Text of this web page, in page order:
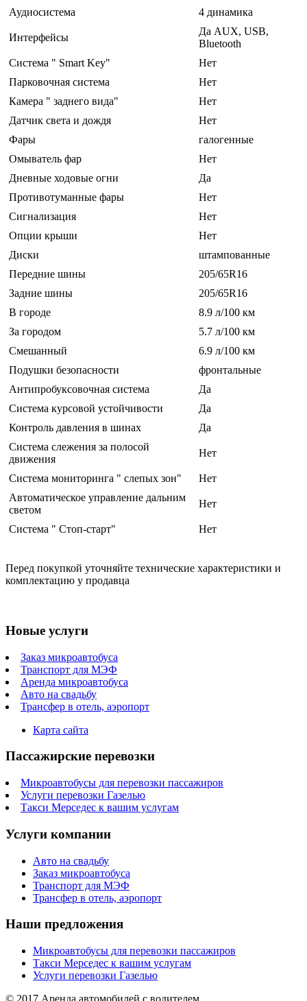
Аудиосистема
4 динамика
Интерфейсы
Да AUX, USB,
Bluetooth
Система " Smart Key"
Нет
Парковочная система
Нет
Камера " заднего вида"
Нет
Датчик света и дождя
Нет
Фары
галогенные
Омыватель фар
Нет
Дневные ходовые огни
Да
Противотуманные фары
Нет
Сигнализация
Нет
Опции крыши
Нет
Диски
штампованные
Передние шины
205/65R16
Задние шины
205/65R16
В городе
8.9 л/100 км
За городом
5.7 л/100 км
Смешанный
6.9 л/100 км
Подушки безопасности
фронтальные
Антипробуксовочная система
Да
Система курсовой устойчивости
Да
Контроль давления в шинах
Да
Система слежения за полосой
движения
Нет
Система мониторинга " слепых зон"
Нет
Автоматическое управление дальним
светом
Нет
Система " Стоп-старт" Нет
Перед покупкой уточняйте технические характеристики и
комплектацию у продавца
Новые услуги
Заказ микроавтобуса
Транспорт для МЭФ
Аренда микроавтобуса
Авто на свадьбу
Трансфер в отель, аэропорт
Карта сайта
Пассажирские перевозки
Микроавтобусы для перевозки пассажиров
Услуги перевозки Газелью
Такси Мерседес к вашим услугам
Услуги компании
Авто на свадьбу
Заказ микроавтобуса
Транспорт для МЭФ
Трансфер в отель, аэропорт
Наши предложения
Микроавтобусы для перевозки пассажиров
Такси Мерседес к вашим услугам
Услуги перевозки Газелью
© 2017 Аренда автомобилей с водителем